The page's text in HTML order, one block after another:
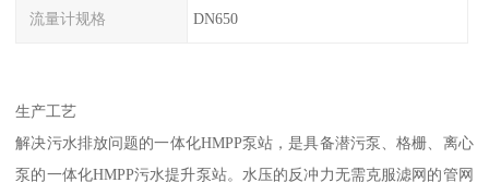
流量计规格 DN650
生产工艺
解决污水排放问题的一体化HMPP泵站，是具备潜污泵、格栅、离心
泵的一体化HMPP污水提升泵站。水压的反冲力无需克服滤网的管网